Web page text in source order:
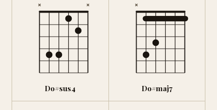
× ×
Do#sus4
×
Do#maj7